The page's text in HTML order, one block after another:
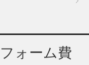
ォーム費